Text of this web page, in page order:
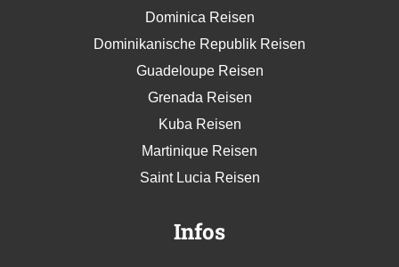
Dominica Reisen
Dominikanische Republik Reisen
Guadeloupe Reisen
Grenada Reisen
Kuba Reisen
Martinique Reisen
Saint Lucia Reisen
Infos